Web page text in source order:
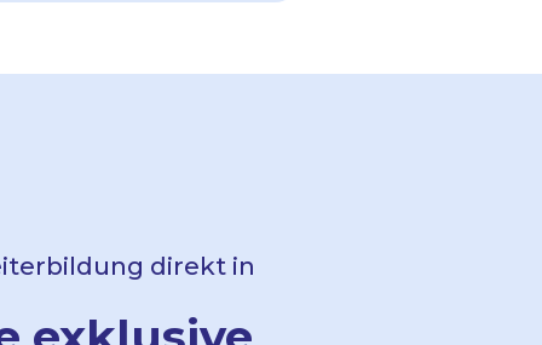
direkt in